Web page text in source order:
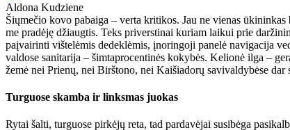
Aldona Kudziene
Šių­me­čio ko­vo pa­bai­ga – ver­ta kri­ti­kos. Jau ne vie­nas
me pra­dė­ję džiaug­tis. Teks pri­vers­ti­nai ku­riam lai­kui prie
pa­į­vai­rin­ti viš­te­lė­mis de­dek­lė­mis, įno­rin­go­ji pa­ne­lė na­vi­ga­ci­ja
val­do­se sa­ni­ta­ri­ja – šim­tap­ro­cen­ti­nės ko­ky­bės. Ke­lio­nė il­ga –
že­mė nei Prie­nų, nei Birš­to­no, nei Kai­šia­do­rų sa­vi­val­dy­bė­se
Turguose skamba ir linksmas juokas
Ry­tai šal­ti, tur­guo­se pir­kė­jų re­ta, tad par­da­vė­jai su­si­bė­ga